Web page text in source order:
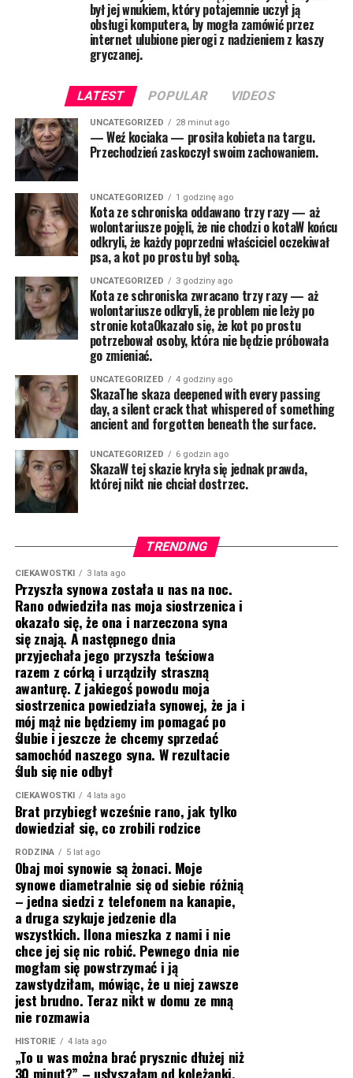
był jej wnukiem, który potajemnie uczył ją
obsługi komputera, by mogła zamówić przez
internet ulubione pierogi z nadzieniem z kaszy
gryczanej.
LATEST POPULAR VIDEOS
UNCATEGORIZED 28 minut ago
— Weź kociaka — prosiła kobieta na targu.
Przechodzień zaskoczył swoim zachowaniem.
UNCATEGORIZED 1 godzinę ago
Kota ze schroniska oddawano trzy razy — aż
wolontariusze pojęli, że nie chodzi o kotaW końcu
odkryli, że każdy poprzedni właściciel oczekiwał
psa, a kot po prostu był sobą.
UNCATEGORIZED 3 godziny ago
Kota ze schroniska zwracano trzy razy — aż
wolontariusze odkryli, że problem nie leży po
stronie kotaOkazało się, że kot po prostu
potrzebował osoby, która nie będzie próbowała
go zmieniać.
UNCATEGORIZED 4 godziny ago
SkazaThe skaza deepened with every passing
day, a silent crack that whispered of something
ancient and forgotten beneath the surface.
UNCATEGORIZED 6 godzin ago
SkazaW tej skazie kryła się jednak prawda,
której nikt nie chciał dostrzec.
TRENDING
CIEKAWOSTKI 3 lata ago
Przyszła synowa została u nas na noc.
Rano odwiedziła nas moja siostrzenica i
okazało się, że ona i narzeczona syna
się znają. A następnego dnia
przyjechała jego przyszła teściowa
razem z córką i urządziły straszną
awanturę. Z jakiegoś powodu moja
siostrzenica powiedziała synowej, że ja i
mój mąż nie będziemy im pomagać po
ślubie i jeszcze że chcemy sprzedać
samochód naszego syna. W rezultacie
ślub się nie odbył
CIEKAWOSTKI 4 lata ago
Brat przybiegł wcześnie rano, jak tylko
dowiedział się, co zrobili rodzice
RODZINA 5 lat ago
Obaj moi synowie są żonaci. Moje
synowe diametralnie się od siebie różnią
– jedna siedzi z telefonem na kanapie,
a druga szykuje jedzenie dla
wszystkich. Ilona mieszka z nami i nie
chce jej się nic robić. Pewnego dnia nie
mogłam się powstrzymać i ją
zawstydziłam, mówiąc, że u niej zawsze
jest brudno. Teraz nikt w domu ze mną
nie rozmawia
HISTORIE 4 lata ago
„To u was można brać prysznic dłużej niż
30 minut?” – usłyszałam od koleżanki,